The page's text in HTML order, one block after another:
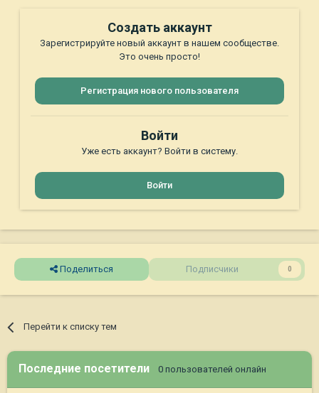
Создать аккаунт
Зарегистрируйте новый аккаунт в нашем сообществе.
Это очень просто!
Регистрация нового пользователя
Войти
Уже есть аккаунт? Войти в систему.
Войти
Поделиться Подписчики 0
Перейти к списку тем
Последние посетители 0 пользователей онлайн